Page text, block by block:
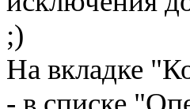
;)
На вкладке